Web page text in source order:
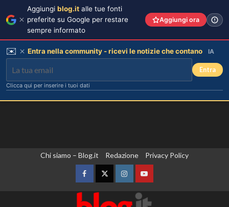
Chi siamo – Blog.it Redazione Privacy Policy
FacebookTwitterInstagramYouTube
Pantaloni bianchi di Pippa
Middleton: un’alternativa leggera e
accattivante al denim.
Aggiungi blog.it alle tue fonti
preferite su Google per restare
sempre informato
Aggiungi ora
✉️ Entra nella community - ricevi le notizie che contano IA
Entra
Clicca qui per inserire i tuoi dati